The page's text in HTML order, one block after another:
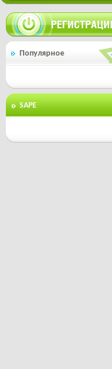
Популярное
SAPE